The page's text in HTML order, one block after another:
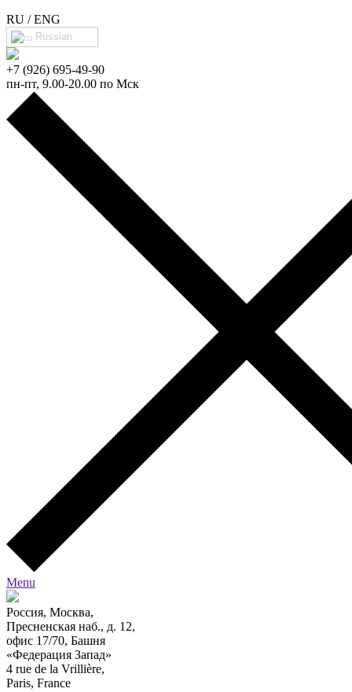
RU / ENG
Russian
+7 (926) 695-49-90
пн-пт, 9.00-20.00 по Мск
Menu
Россия, Москва,
Пресненская наб., д. 12,
офис 17/70, Башня
«Федерация Запад»
4 rue de la Vrillière,
Paris, France